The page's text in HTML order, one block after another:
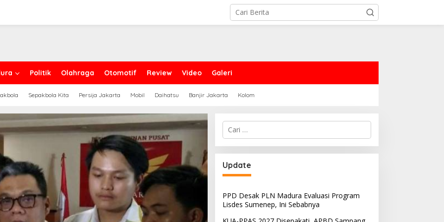
Politik Olahraga Otomotif Review Video Galeri
Sepakbola Kita Persija Jakarta Mobil Daihatsu Banjir Jakarta Kolom
Cari
untuk:
Update
PPD Desak PLN Madura Evaluasi Program
Lisdes Sumenep, Ini Sebabnya